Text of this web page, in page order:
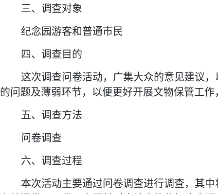
三、调查对象
纪念园游客和普通市民
四、调查目的
这次调查问卷活动，广集大众的意见建议
的问题及薄弱环节， 以便更好开展文物保管工
五、调查方法
问卷调查
六、调查过程
本次活动主要通过问卷调查进行调查，其